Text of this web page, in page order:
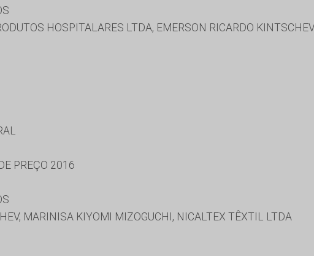
HOSPITALARES LTDA, EMERSON RICARDO
PREÇO 2016
MARINISA KIYOMI MIZOGUCHI, NICALTEX TÊXTIL LTDA